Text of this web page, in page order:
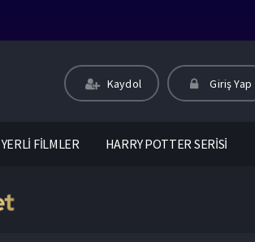
Kaydol Giriş Yap
YERLİ FİLMLER HARRY POTTER SERİSİ